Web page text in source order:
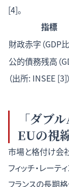
[4]。
指標
財政赤字（GDP比
公的債務残高（
（出所: INSEE [3]）
「ダブ
EUの視
市場と格付け会
フィッチ・レー
フランスの長期